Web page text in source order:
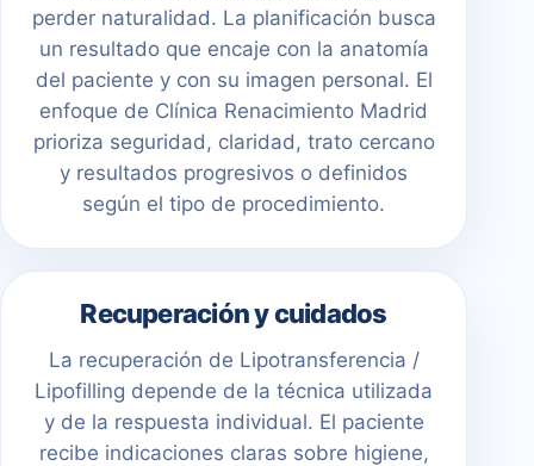
perder naturalidad. La planificación busca
un resultado que encaje con la anatomía
del paciente y con su imagen personal. El
enfoque de Clínica Renacimiento Madrid
prioriza seguridad, claridad, trato cercano
y resultados progresivos o definidos
según el tipo de procedimiento.
Recuperación y cuidados
La recuperación de Lipotransferencia /
Lipofilling depende de la técnica utilizada
y de la respuesta individual. El paciente
recibe indicaciones claras sobre higiene,